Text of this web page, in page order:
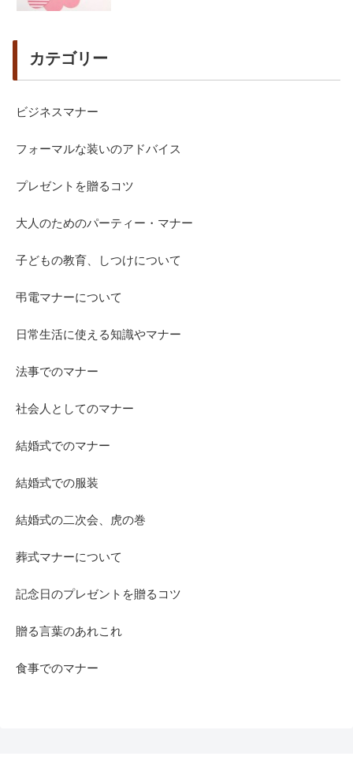
カテゴリー
ビジネスマナー
フォーマルな装いのアドバイス
プレゼントを贈るコツ
大人のためのパーティー・マナー
子どもの教育、しつけについて
弔電マナーについて
日常生活に使える知識やマナー
法事でのマナー
社会人としてのマナー
結婚式でのマナー
結婚式での服装
結婚式の二次会、虎の巻
葬式マナーについて
記念日のプレゼントを贈るコツ
贈る言葉のあれこれ
食事でのマナー